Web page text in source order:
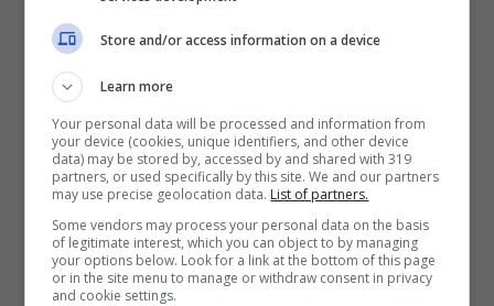
Se la vostra paura invece è quella di non
del copilota a
vicino al finestrino. Controllare che va tutto
bene che non ci sono motori in fiamme e
che vedete quello che sta succedendo vi
aiuterà a calmarvi.
Store and/or access information on a device
Learn more
Your personal data will be processed and information from
your device (cookies, unique identifiers, and other device
data) may be stored by, accessed by and shared with 319
partners, or used specifically by this site. We and our partners
may use precise geolocation data. List of partners.
Some vendors may process your personal data on the basis
of legitimate interest, which you can object to by managing
your options below. Look for a link at the bottom of this page
or in the site menu to manage or withdraw consent in privacy
and cookie settings.